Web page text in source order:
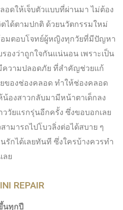
ดให้เจ็บตัวแบบที่ผ่านมา ไม่ต้อง
ได้ตามปกติ ด้วยนวัตกรรมใหม่
อมตอบโจทย์ผู้หญิงทุกวัยที่มีปัญหา
องว่าถูกใจกันแน่นอน เพราะเป็น
วามปลอดภัย ที่สำคัญช่วยแก้
องช่องคลอด ทำให้ช่องคลอด
องสาวกลับมามีหน้าตาเด็กลง
วัยแรกรุ่นอีกครั้ง ซึ่งขอบอกเลย
สามารถไปโบวลิ่งต่อได้สบาย ๆ
รักได้เลยทันที ซึ่งใครบ้างควรทำ
ลย
REPAIR
นทุกปี